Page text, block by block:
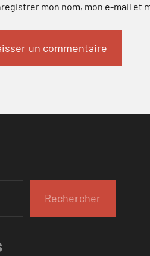
mon nom, mon e-mail et
Rechercher